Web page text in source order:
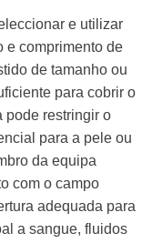
e utilizar
e comprimento de
de tamanho ou
para cobrir o
pode restringir o
para a pele ou
da equipa
com o campo
adequada para
a sangue, fluidos